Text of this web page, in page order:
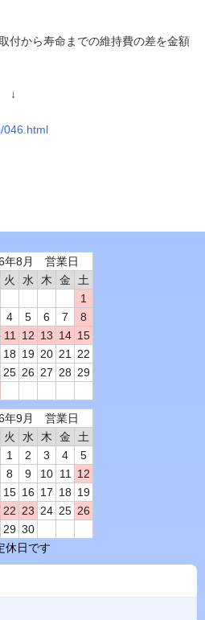
付から寿命までの維持費の差を金額
↓
046.html
年8月 営業日
火 水 木 金
土
1
4 5 6 7
8
11 12 13 14 15
18 19 20 21
22
25 26 27 28 29
年9月 営業日
火 水 木 金
土
1
2 3 4
5
8 9 10 11
12
15 16 17 18 19
22 23 24 25 26
29 30
休日です